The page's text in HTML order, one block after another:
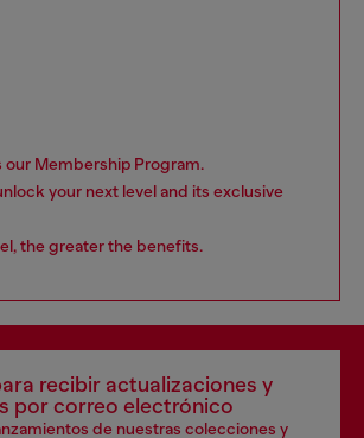
our Membership Program.
your next level and its exclusive
the greater the benefits.
recibir actualizaciones y
por correo electrónico
de nuestras colecciones y